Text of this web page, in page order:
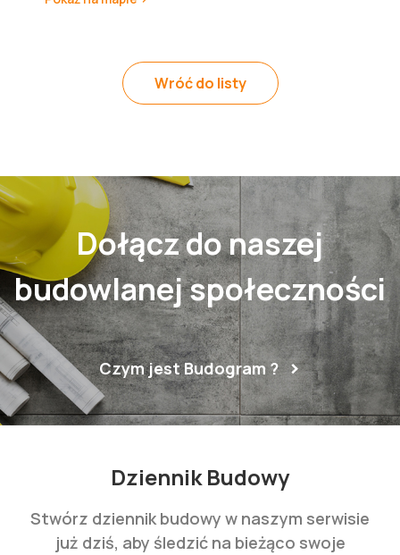
Wróć do listy
Dołącz do naszej
budowlanej społeczności
Czym jest Budogram ?
Dziennik Budowy
Stwórz dziennik budowy w naszym serwisie
już dziś, aby śledzić na bieżąco swoje